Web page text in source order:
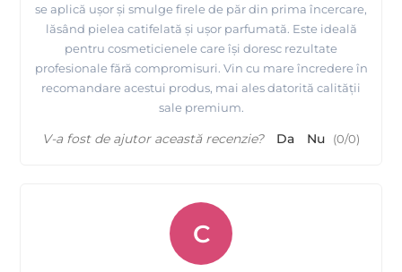
se aplică ușor și smulge firele de păr din prima încercare,
lăsând pielea catifelată și ușor parfumată. Este ideală
pentru cosmeticienele care își doresc rezultate
profesionale fără compromisuri. Vin cu mare încredere în
recomandare acestui produs, mai ales datorită calității
sale premium.
V-a fost de ajutor această recenzie? Da Nu (0/0)
C